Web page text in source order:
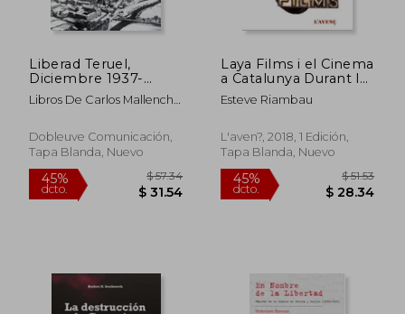
Liberad Teruel,
Diciembre 1937-
Febrero 1938:
Documentos Inéditos
Teruel en la Guerra
Civil Española del
Cádiz (Fondo Varela)
Libros De Carlos Mallench
Dobleuve Comunicación,
Tapa Blanda, Nuevo
Laya Films i el Cinema
a Catalunya Durant la
Guerra Civil
Esteve Riambau
L'aven?, 2018, 1 Edición,
Tapa Blanda, Nuevo